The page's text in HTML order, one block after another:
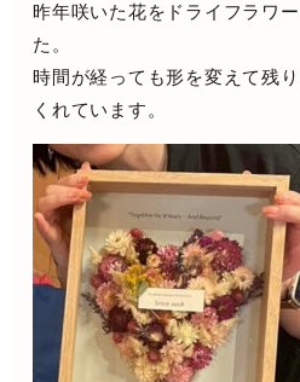
昨年咲いた花をドライフラワ
た。
時間が経っても形を変えて残
くれています。